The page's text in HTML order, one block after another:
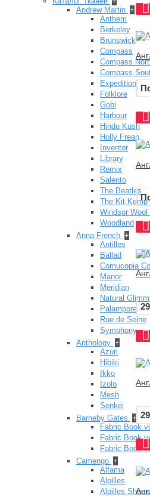
Andrew Martin +
Anthem
Berkeley
Brunswick
Compass
Compass
Compass
Expedition
Folklore
Gobi
Harbour
Hindu Kush
Holly Frean
Inventor
Library
Remix
Salento
The Beatles
The Kit Kemp
Windsor
Woodland
Anna French +
Antilles
Ballad
Cornucopia
Manor
Meridian
Natural
Palampore
Rue de Seine
Symphony
Anthology +
Azuri
Hibiki
Ikko
Izolo
Mesh
Senkei
Barneby Gates +
Fabric Book
Fabric Book
Fabric Book
Camengo +
Alfama
Alpilles
Alpilles